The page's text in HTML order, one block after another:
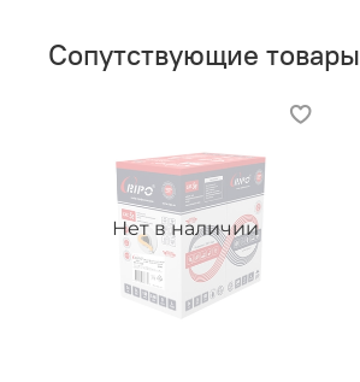
Сопутствующие товары
Нет в наличии